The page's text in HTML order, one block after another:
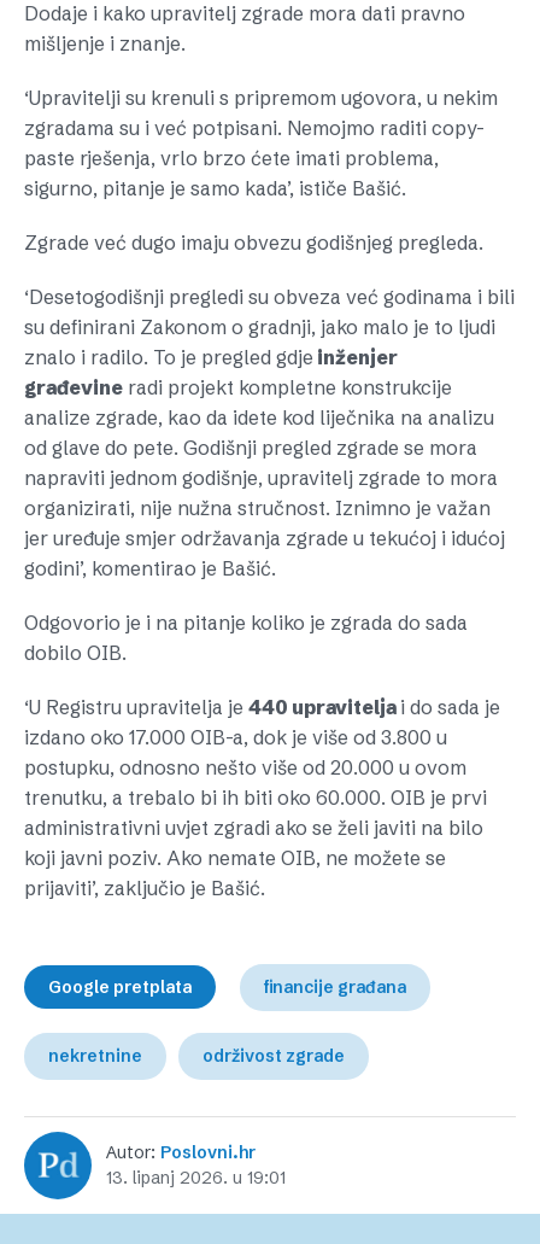
Dodaje i kako upravitelj zgrade mora dati pravno
mišljenje i znanje.
‘Upravitelji su krenuli s pripremom ugovora, u nekim
zgradama su i već potpisani. Nemojmo raditi copy-
paste rješenja, vrlo brzo ćete imati problema,
sigurno, pitanje je samo kada’, ističe Bašić.
Zgrade već dugo imaju obvezu godišnjeg pregleda.
‘Desetogodišnji pregledi su obveza već godinama i bili
su definirani Zakonom o gradnji, jako malo je to ljudi
znalo i radilo. To je pregled gdje inženjer
građevine radi projekt kompletne konstrukcije
analize zgrade, kao da idete kod liječnika na analizu
od glave do pete. Godišnji pregled zgrade se mora
napraviti jednom godišnje, upravitelj zgrade to mora
organizirati, nije nužna stručnost. Iznimno je važan
jer uređuje smjer održavanja zgrade u tekućoj i idućoj
godini’, komentirao je Bašić.
Odgovorio je i na pitanje koliko je zgrada do sada
dobilo OIB.
‘U Registru upravitelja je 440 upravitelja i do sada je
izdano oko 17.000 OIB-a, dok je više od 3.800 u
postupku, odnosno nešto više od 20.000 u ovom
trenutku, a trebalo bi ih biti oko 60.000. OIB je prvi
administrativni uvjet zgradi ako se želi javiti na bilo
koji javni poziv. Ako nemate OIB, ne možete se
prijaviti’, zaključio je Bašić.
Google pretplata financije građana
nekretnine održivost zgrade
Autor: Poslovni.hr
13. lipanj 2026. u 19:01